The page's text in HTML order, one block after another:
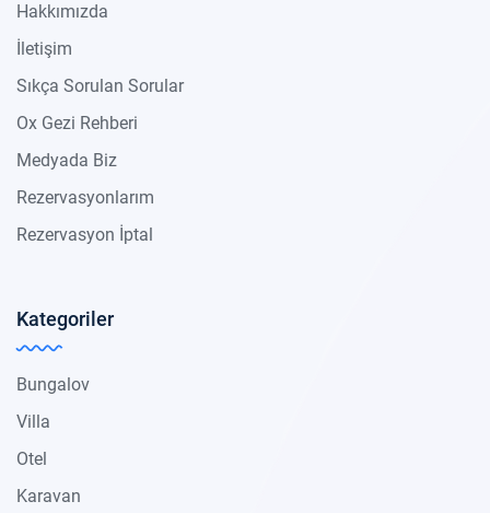
Hakkımızda
İletişim
Sıkça Sorulan Sorular
Ox Gezi Rehberi
Medyada Biz
Rezervasyonlarım
Rezervasyon İptal
Kategoriler
Bungalov
Villa
Otel
Karavan